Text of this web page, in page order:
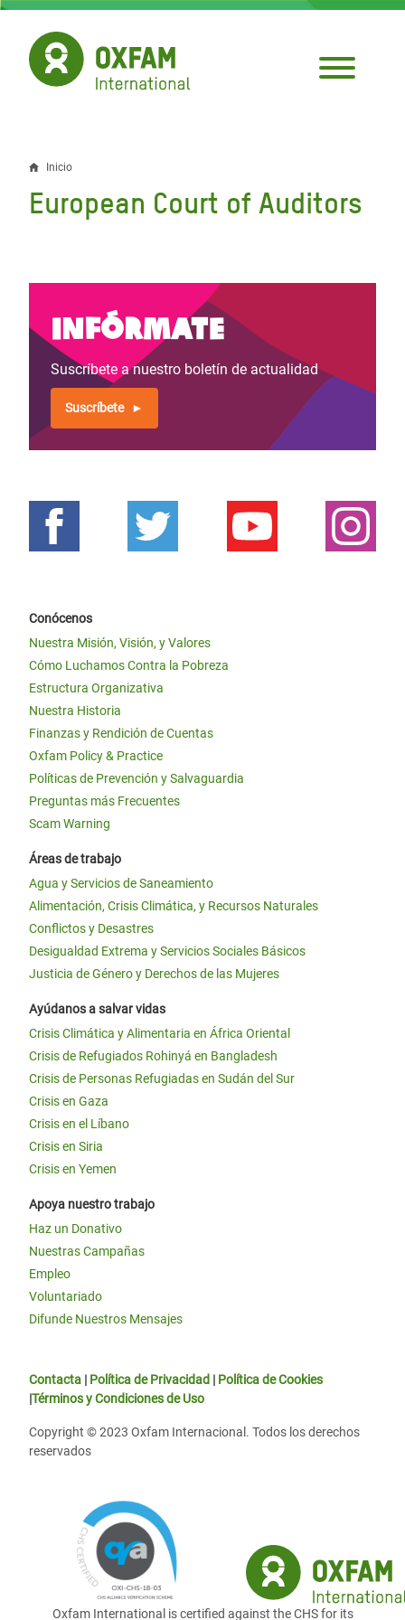
Pasar
contenido
principal
Sobrescribir
enlaces
ayuda
la
navegación
Inicio
European Court of Auditors
Infórmate
Suscríbete a nuestro boletín de actualidad
Suscríbete
Conócenos
Nuestra Misión, Visión, y Valores
Cómo Luchamos Contra la Pobreza
Estructura Organizativa
Nuestra Historia
Finanzas y Rendición de Cuentas
Oxfam Policy & Practice
Políticas de Prevención y Salvaguardia
Preguntas más Frecuentes
Scam Warning
Áreas de trabajo
Agua y Servicios de Saneamiento
Alimentación, Crisis Climática, y Recursos Naturales
Conflictos y Desastres
Desigualdad Extrema y Servicios Sociales Básicos
Justicia de Género y Derechos de las Mujeres
Ayúdanos a salvar vidas
Crisis Climática y Alimentaria en África Oriental
Crisis de Refugiados Rohinyá en Bangladesh
Crisis de Personas Refugiadas en Sudán del Sur
Crisis en Gaza
Crisis en el Líbano
Crisis en Siria
Crisis en Yemen
Apoya nuestro trabajo
Haz un Donativo
Nuestras Campañas
Empleo
Voluntariado
Difunde Nuestros Mensajes
Contacta | Política de Privacidad | Política de Cookies
|Términos y Condiciones de Uso
Copyright © 2023 Oxfam Internacional. Todos los derechos
reservados
Oxfam International is certified against the CHS for its